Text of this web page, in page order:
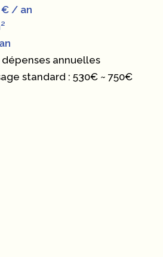
€ / an
annuelles
standard : 530€ ~ 750€